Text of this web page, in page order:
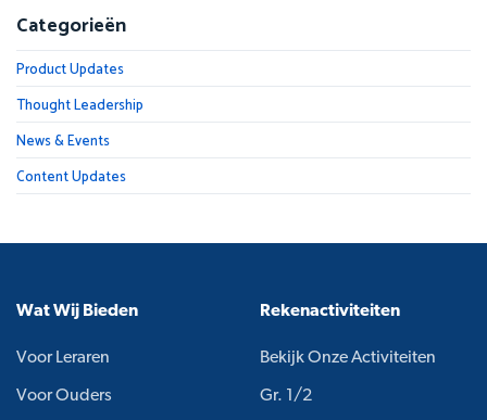
Categorieën
Product Updates
Thought Leadership
News & Events
Content Updates
Wat Wij Bieden
Voor Leraren
Voor Ouders
Rekenactiviteiten
Bekijk Onze Activiteiten
Gr. 1/2